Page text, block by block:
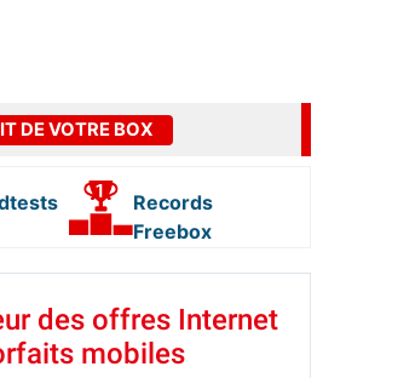
DE VOTRE BOX
Records
Freebox
des offres Internet
mobiles